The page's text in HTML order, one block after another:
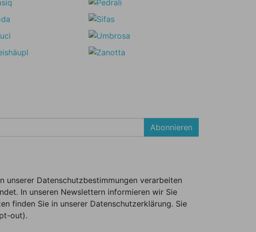
Abonnieren
unserer Datenschutzbestimmungen verarbeiten
In unseren Newslettern informieren wir Sie
finden Sie in unserer Datenschutzerklärung. Sie
out).